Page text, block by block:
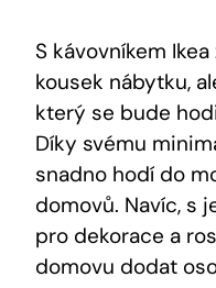
S kávovníkem
kousek nábytku,
který se bude
Díky svému
snadno hodí do
domovů. Navíc, s
pro dekorace a
domovu dodat